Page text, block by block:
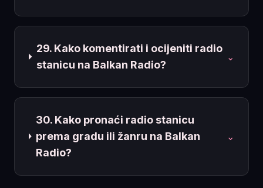
29. Kako komentirati i ocijeniti radio
stanicu na Balkan Radio?
⌄
30. Kako pronaći radio stanicu
prema gradu ili žanru na Balkan
Radio?
⌄